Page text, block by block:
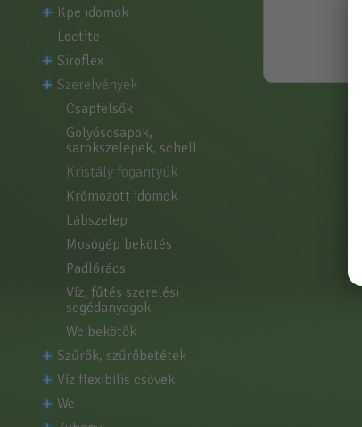
kpe idomok
loctite
siroflex
szerelvények
csapfelsők
golyóscsapok,
sarokszelepek, schell
kristály fogantyúk
krómozott idomok
lábszelep
mosógép bekötés
padlórács
víz, fűtés szerelési
segédanyagok
wc bekötők
szűrők, szűrőbetétek
víz flexibilis csövek
wc